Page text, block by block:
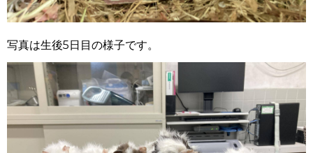
写真は生後5日目の様子です。